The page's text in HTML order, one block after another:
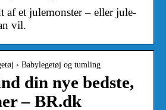
af et julemonster – eller jule-
vil.
› Babylegetøj og tumling
din nye bedste,
– BR.dk